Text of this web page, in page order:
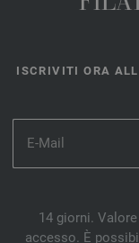
ISCRIVITI ORA
14 giorni.
accesso. È